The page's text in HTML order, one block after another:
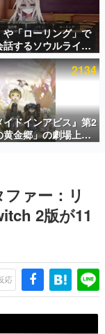
ー数万以上！ などな
渾身の“殿堂入り”記
時のエピソードをお
』は、〈試験問題〉
若きクリエイター達
っていきます。
や「ローリング」で
するソウルライク
『小早川さんはソウ
無料公開。返事に失
DIED」
2134
イドインアビス』第2
黄金郷」の劇場上映
グ役・伊瀬茉莉也さ
ァー：リ
2版が11
応